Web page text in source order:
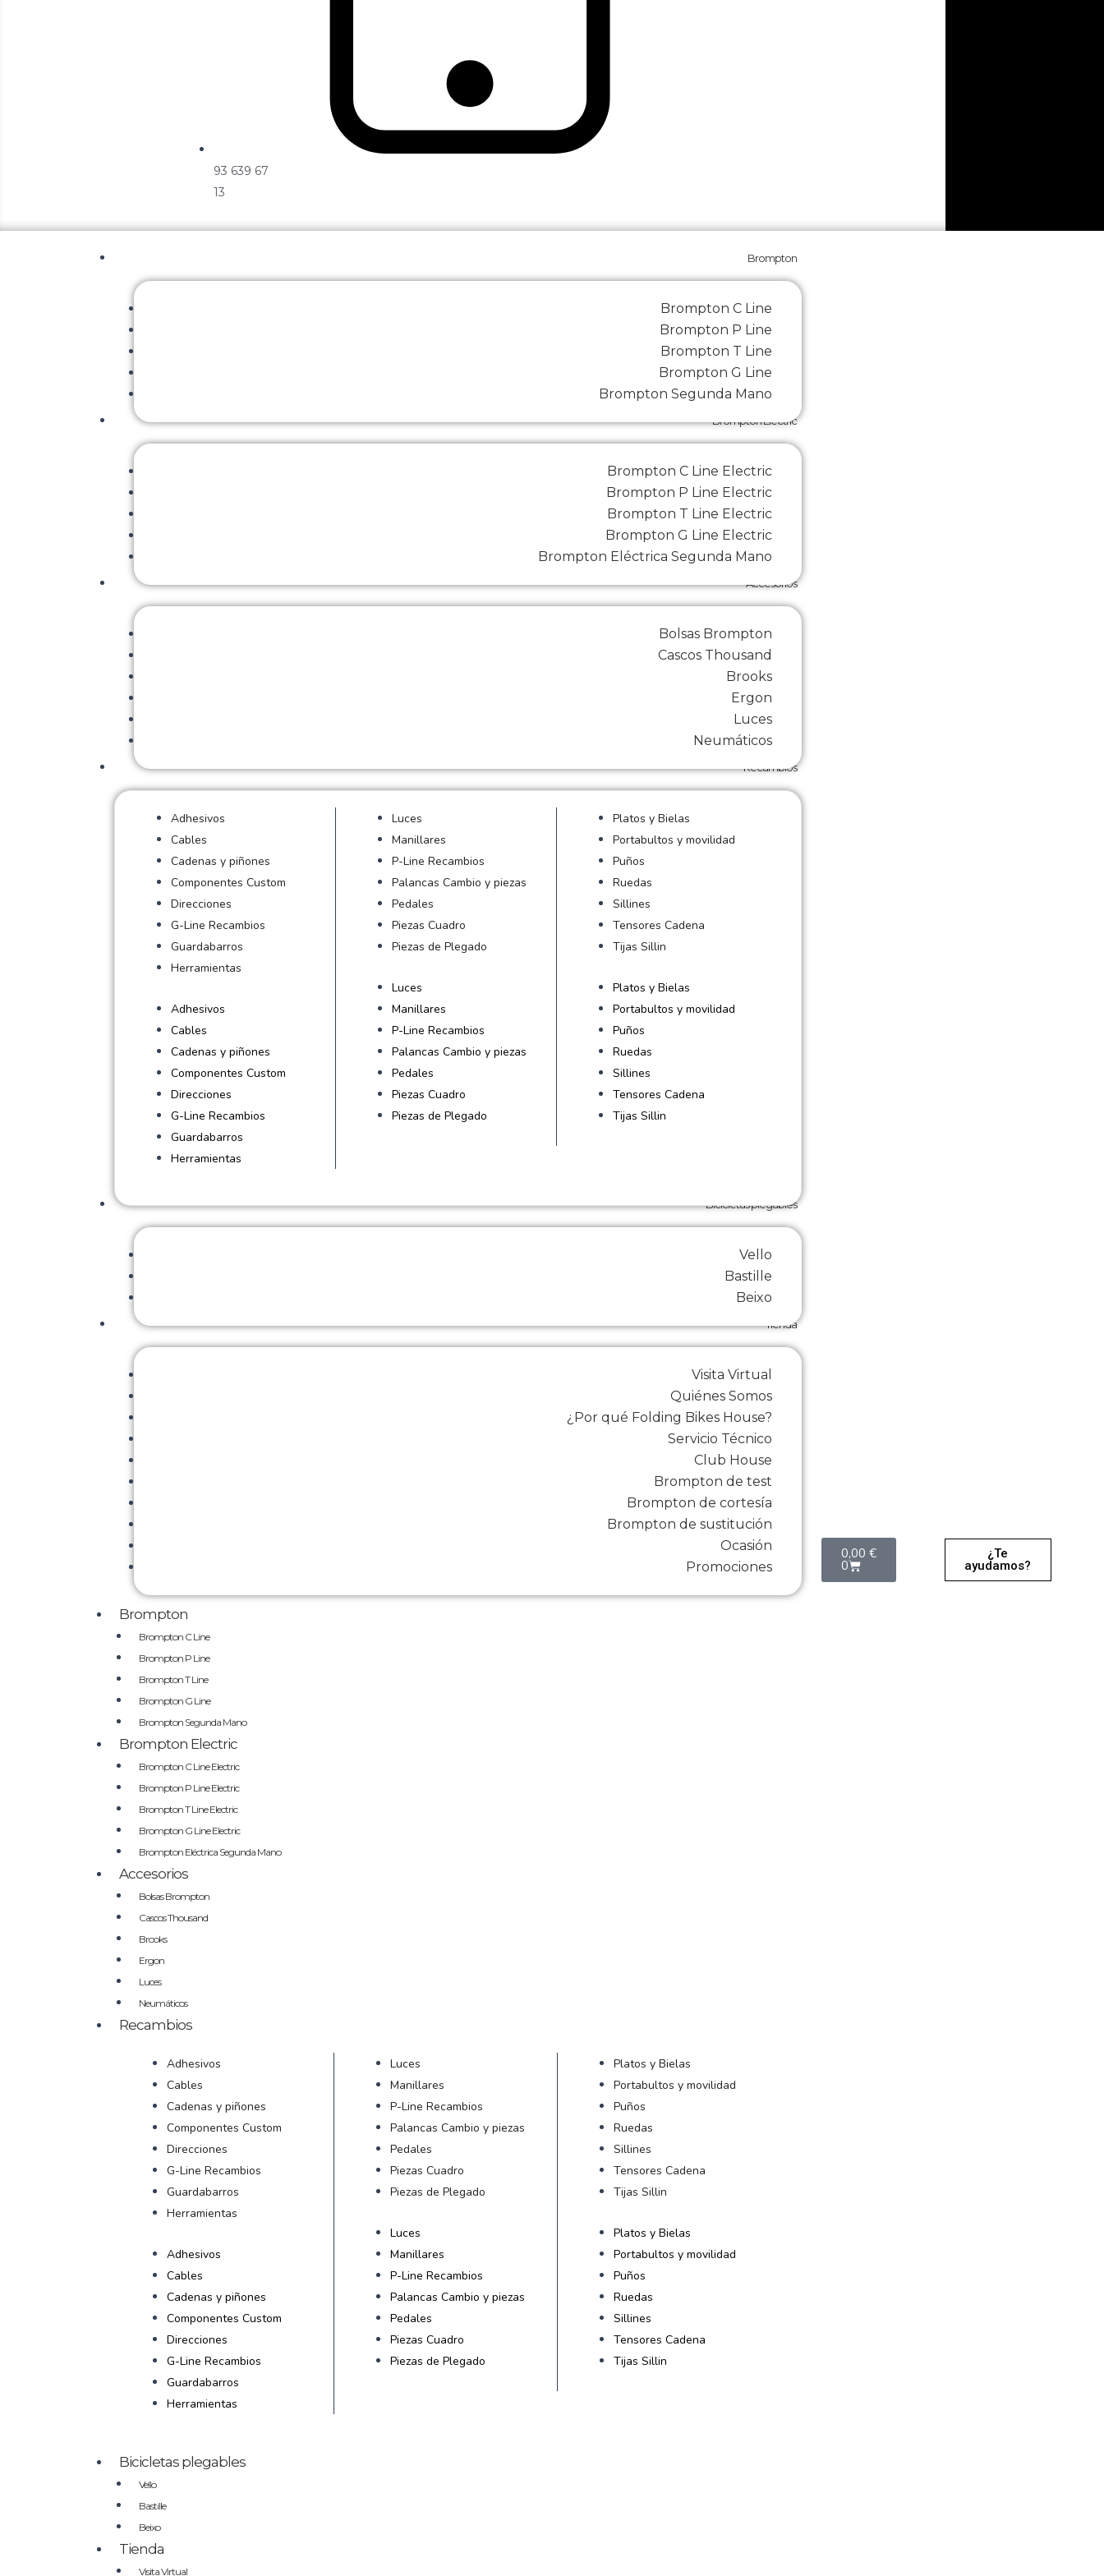
93 639 67
13
Brompton
Brompton C Line
Brompton P Line
Brompton T Line
Brompton G Line
Brompton Segunda Mano
Brompton Electric
Brompton C Line Electric
Brompton P Line Electric
Brompton T Line Electric
Brompton G Line Electric
Brompton Eléctrica Segunda Mano
Accesorios
Bolsas Brompton
Cascos Thousand
Brooks
Ergon
Luces
Neumáticos
Recambios
Adhesivos
Cables
Cadenas y piñones
Componentes Custom
Direcciones
G-Line Recambios
Guardabarros
Herramientas
Adhesivos
Cables
Cadenas y piñones
Componentes Custom
Direcciones
G-Line Recambios
Guardabarros
Herramientas
Luces
Manillares
P-Line Recambios
Palancas Cambio y piezas
Pedales
Piezas Cuadro
Piezas de Plegado
Luces
Manillares
P-Line Recambios
Palancas Cambio y piezas
Pedales
Piezas Cuadro
Piezas de Plegado
Platos y Bielas
Portabultos y movilidad
Puños
Ruedas
Sillines
Tensores Cadena
Tijas Sillin
Platos y Bielas
Portabultos y movilidad
Puños
Ruedas
Sillines
Tensores Cadena
Tijas Sillin
Bicicletas plegables
Vello
Bastille
Beixo
Tienda
Visita Virtual
Quiénes Somos
¿Por qué Folding Bikes House?
Servicio Técnico
Club House
Brompton de test
Brompton de cortesía
Brompton de sustitución
Ocasión
Promociones
Brompton
Brompton C Line
Brompton P Line
Brompton T Line
Brompton G Line
Brompton Segunda Mano
Brompton Electric
Brompton C Line Electric
Brompton P Line Electric
Brompton T Line Electric
Brompton G Line Electric
Brompton Eléctrica Segunda Mano
Accesorios
Bolsas Brompton
Cascos Thousand
Brooks
Ergon
Luces
Neumáticos
Recambios
Adhesivos
Cables
Cadenas y piñones
Componentes Custom
Direcciones
G-Line Recambios
Guardabarros
Herramientas
Adhesivos
Cables
Cadenas y piñones
Componentes Custom
Direcciones
G-Line Recambios
Guardabarros
Herramientas
Luces
Manillares
P-Line Recambios
Palancas Cambio y piezas
Pedales
Piezas Cuadro
Piezas de Plegado
Luces
Manillares
P-Line Recambios
Palancas Cambio y piezas
Pedales
Piezas Cuadro
Piezas de Plegado
Platos y Bielas
Portabultos y movilidad
Puños
Ruedas
Sillines
Tensores Cadena
Tijas Sillin
Platos y Bielas
Portabultos y movilidad
Puños
Ruedas
Sillines
Tensores Cadena
Tijas Sillin
Bicicletas plegables
Vello
Bastille
Beixo
Tienda
Visita Virtual
0,00 €
0
Carrito
¿Te
ayudamos?